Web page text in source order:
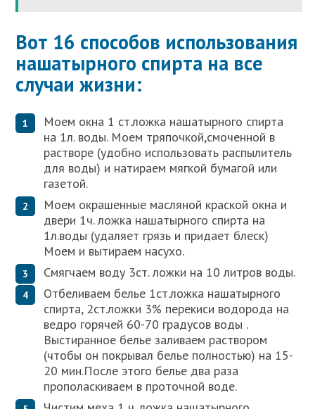
Вот 16 способов использования
нашатырного спирта на все
случаи жизни:
Моем окна 1 ст.ложка нашатырного спирта
на 1л. воды. Моем тряпочкой,смоченной в
растворе (удобно использовать распылитель
для воды) и натираем мягкой бумагой или
газетой.
Моем окрашенные масляной краской окна и
двери 1ч. ложка нашатырного спирта на
1л.воды (удаляет грязь и придает блеск)
Моем и вытираем насухо.
Смягчаем воду 3ст. ложки на 10 литров воды.
Отбеливаем белье 1ст.ложка нашатырного
спирта, 2ст.ложки 3% перекиси водорода на
ведро горячей 60-70 градусов воды .
Выстиранное белье заливаем раствором
(чтобы он покрывал белье полностью) на 15-
20 мин.После этого белье два раза
прополаскиваем в проточной воде.